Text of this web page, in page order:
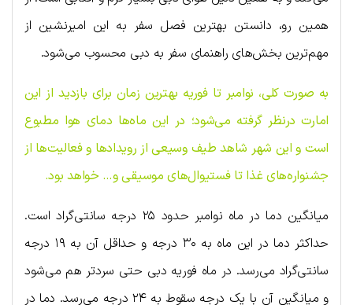
همین رو، دانستن بهترین فصل سفر به این امیرنشین از
مهم‌ترین بخش‌های راهنمای سفر به دبی محسوب می‌شود.
به صورت کلی، نوامبر تا فوریه بهترین زمان برای بازدید از این
امارت درنظر گرفته می‌شود؛ در این ماه‌ها دمای هوا مطبوع
است و این شهر شاهد طیف وسیعی از رویدادها و فعالیت‌ها از
جشنواره‌های غذا تا فستیوال‌های موسیقی و… خواهد بود.
میانگین دما در ماه نوامبر حدود ۲۵ درجه سانتی‌گراد است.
حداکثر دما در این ماه به ۳۰ درجه و حداقل آن به ۱۹ درجه
سانتی‌گراد می‌رسد. در ماه فوریه دبی حتی سردتر هم می‌شود
و میانگین آن با یک درجه سقوط به ۲۴ درجه می‌رسد. دما در